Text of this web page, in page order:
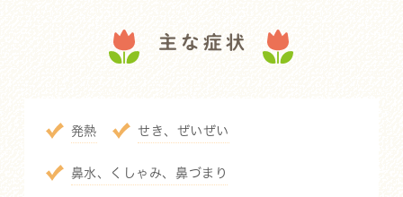
主な症状
発熱 せき、ぜいぜい
鼻水、くしゃみ、鼻づまり